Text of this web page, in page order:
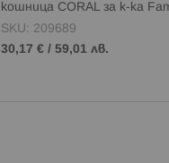
кошница CORAL за к-ка
SKU: 209689
30,17 € / 59,01 лв.